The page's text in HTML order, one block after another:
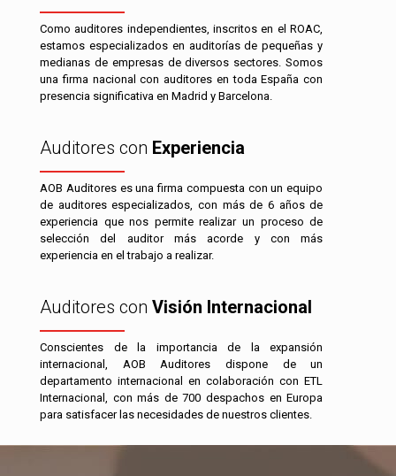
Como auditores independientes, inscritos en el ROAC,
estamos especializados en auditorías de pequeñas y
medianas de empresas de diversos sectores. Somos
una firma nacional con auditores en toda España con
presencia significativa en Madrid y Barcelona.
Auditores con Experiencia
AOB Auditores es una firma compuesta con un equipo
de auditores especializados, con más de 6 años de
experiencia que nos permite realizar un proceso de
selección del auditor más acorde y con más
experiencia en el trabajo a realizar.
Auditores con Visión Internacional
Conscientes de la importancia de la expansión
internacional, AOB Auditores dispone de un
departamento internacional en colaboración con ETL
Internacional, con más de 700 despachos en Europa
para satisfacer las necesidades de nuestros clientes.